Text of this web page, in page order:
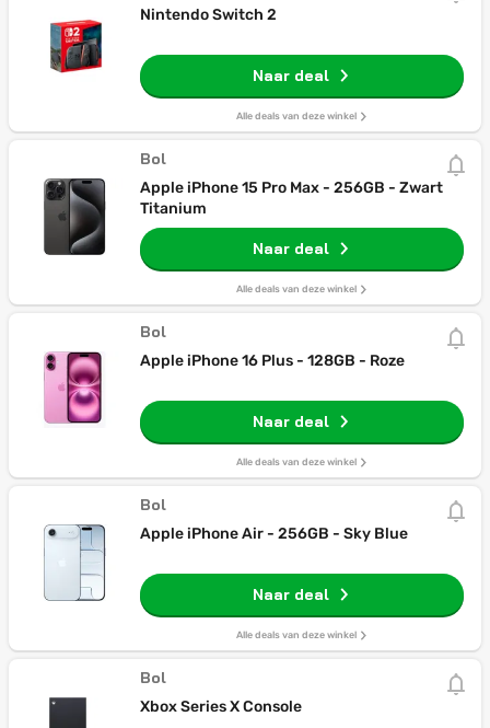
Nintendo Switch 2
Naar deal
Alle deals van deze winkel
Bol
Apple iPhone 15 Pro Max - 256GB - Zwart
Titanium
Naar deal
Alle deals van deze winkel
Bol
Apple iPhone 16 Plus - 128GB - Roze
Naar deal
Alle deals van deze winkel
Bol
Apple iPhone Air - 256GB - Sky Blue
Naar deal
Alle deals van deze winkel
Bol
Xbox Series X Console